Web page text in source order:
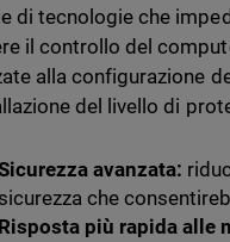
di tecnologie che
il controllo del
alla configurazione
del livello di
avanzata:
sicurezza che
Risposta più rapida alle